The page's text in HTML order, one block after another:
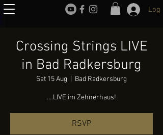
Log
Crossing Strings LIVE
in Bad Radkersburg
Sat 15 Aug Bad Radkersburg
....LIVE im Zehnerhaus!
RSVP